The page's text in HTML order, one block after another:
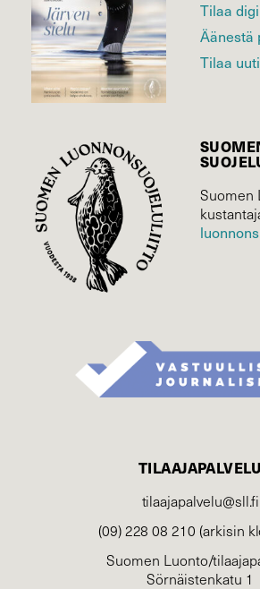
Tilaa
Äänestä
Tilaa
Suomen
TILAAJAPALVELU
tilaajapalvelu@sll.fi
(09) 228 08 210 (arkisin
Suomen Luonto/
Sörnäistenkatu 1